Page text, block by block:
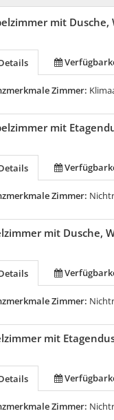
mit Dusche,
Zimmer:
mit
Zimmer:
mit Dusche,
Zimmer:
mit
Zimmer: